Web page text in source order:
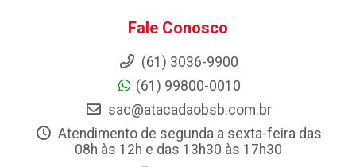
Fale Conosco
(61) 3036-9900
(61) 99800-0010
sac@atacadaobsb.com.br
Atendimento de segunda a sexta-feira das
08h às 12h e das 13h30 às 17h30